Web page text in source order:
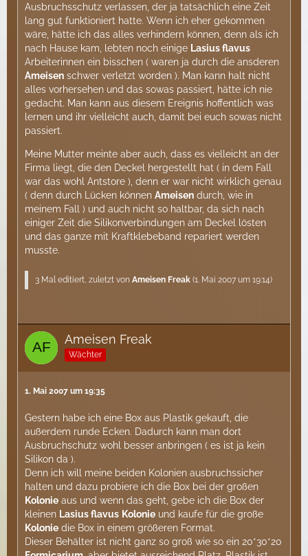
Ausbruchsschutz verlassen, der ja tatsächlich eine Zeit
lang gut funktioniert hatte. Wenn ich eher gekommen
wäre, hätte ich das alles verhindern können, denn als ich
nach Hause kam, lebten noch einige Lasius flavus
Arbeiterinnen ein bisschen ( waren ja durch die ansderen
Ameisen schwer verletzt worden ). Man kann halt nicht
alles vorhersehen und das sowas passiert, hätte ich nie
gedacht. Man kann aus diesem Ereignis hoffentlich was
lernen und ihr vielleicht auch, damit bei euch sowas nicht
passiert.
Meine Mutter meinte aber auch, dass es vielleicht an der
Firma liegt, die den Deckel hergestellt hat ( in dem Fall
war das wohl Antstore ), denn er war nicht wirklich genau
( denn durch Lücken können Ameisen durch, wie in
meinem Fall ) und auch nicht so haltbar, da sich nach
einiger Zeit die Silikonverbindungen am Deckel lösten
und das ganze mit Kraftklebeband repariert werden
musste.
3 Mal editiert, zuletzt von Ameisen Freak (1. Mai 2007 um 19:14)
Ameisen Freak
Wächter
1. Mai 2007 um 19:35
Gestern habe ich eine Box aus Plastik gekauft, die
außerdem runde Ecken. Dadurch kann man dort
Ausbruchschutz wohl besser anbringen ( es ist ja kein
Silikon da ).
Denn ich will meine beiden Kolonien ausbruchssicher
halten und dazu probiere ich die Box bei der großen
Kolonie aus und wenn das geht, gebe ich die Box der
kleinen Lasius flavus Kolonie und kaufe für die große
Kolonie die Box in einem größeren Format.
Dieser Behälter ist nicht ganz so groß wie so ein 20*30*20